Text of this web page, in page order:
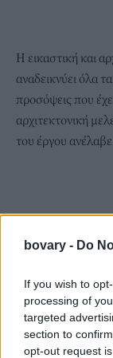
bovary - Do
If you wish to
processing of
targeted
section to
opt-out request
Η εικαστική και
αναδεικνύει όλα
προσόψεις που
αρχιτεκτονική
του έργου